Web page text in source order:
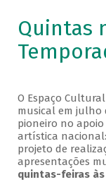
Quintas
O Espaço
musical em julho
pioneiro no
artística
projeto de
apresentações
quintas-feiras às